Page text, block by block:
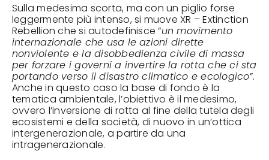
Sulla medesima scorta, ma con un piglio forse
leggermente più intenso, si muove XR – Extinction
Rebellion che si autodefinisce “un movimento
internazionale che usa le azioni dirette
nonviolente e la disobbedienza civile di massa
per forzare i governi a invertire la rotta che ci sta
portando verso il disastro climatico e ecologico”.
Anche in questo caso la base di fondo è la
tematica ambientale, l’obiettivo è il medesimo,
ovvero l’inversione di rotta al fine della tutela degli
ecosistemi e della società, di nuovo in un’ottica
intergenerazionale, a partire da una
intragenerazionale.